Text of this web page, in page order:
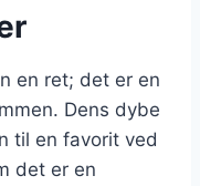
en ret; det er en
Dens dybe
til en favorit ved
det er en